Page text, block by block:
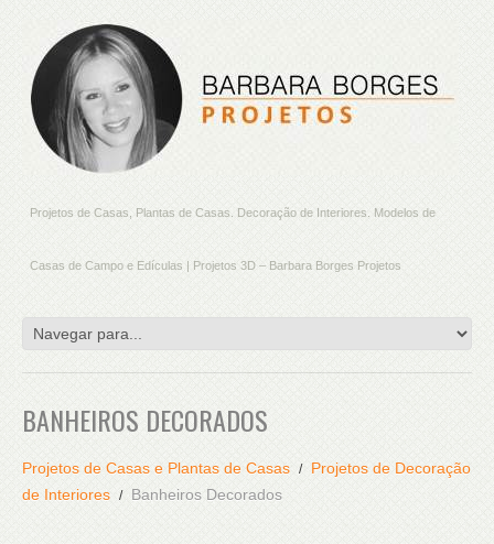
Projetos de Casas, Plantas de Casas. Decoração de Interiores. Modelos de
Casas de Campo e Edículas | Projetos 3D – Barbara Borges Projetos
BANHEIROS DECORADOS
Projetos de Casas e Plantas de Casas
Projetos de Decoração
de Interiores
Banheiros Decorados